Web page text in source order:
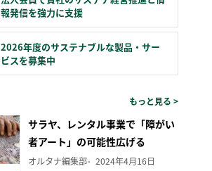
報発信を強力に支援
2026年度のサステナブルな製品・サー
ビスを募集中
もっと見る >
サラヤ、レンタル事業で「障がい
者アート」の可能性広げる
オルタナ編集部 2024年4月16日